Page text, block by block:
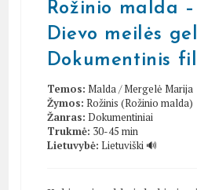
Rožinio malda
Dievo meilės
Dokumentinis
Temos: Malda/Mergelė Marija
Žymos: Rožinis (Rožinio malda)
Žanras: Dokumentiniai
Trukmė: 30-45 min
Lietuvybė: Lietuviški 🔊